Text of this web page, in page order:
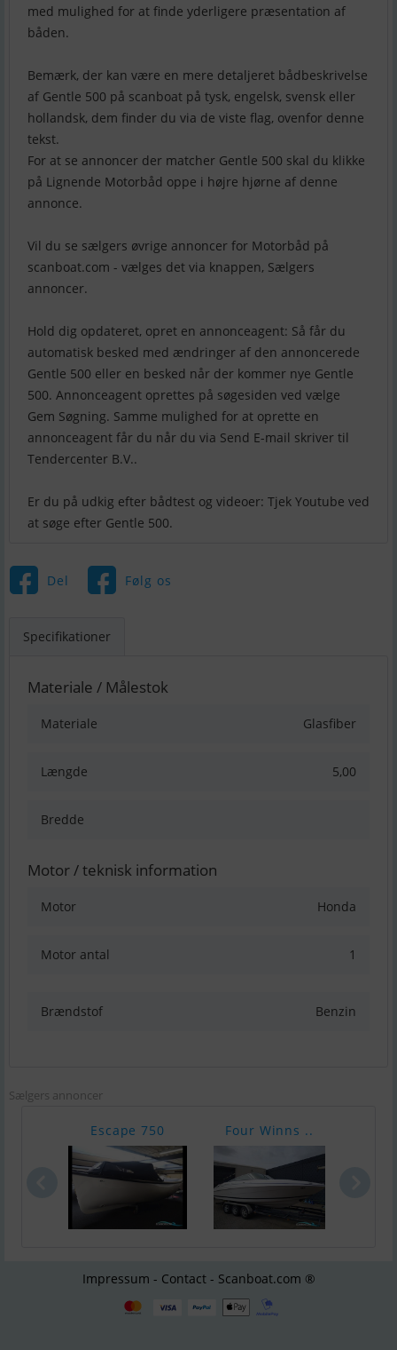
med mulighed for at finde yderligere præsentation af
båden.
Bemærk, der kan være en mere detaljeret bådbeskrivelse
af Gentle 500 på scanboat på tysk, engelsk, svensk eller
hollandsk, dem finder du via de viste flag, ovenfor denne
tekst.
For at se annoncer der matcher Gentle 500 skal du klikke
på Lignende Motorbåd oppe i højre hjørne af denne
annonce.
Vil du se sælgers øvrige annoncer for Motorbåd på
scanboat.com - vælges det via knappen, Sælgers
annoncer.
Hold dig opdateret, opret en annonceagent: Så får du
automatisk besked med ændringer af den annoncerede
Gentle 500 eller en besked når der kommer nye Gentle
500. Annonceagent oprettes på søgesiden ved vælge
Gem Søgning. Samme mulighed for at oprette en
annonceagent får du når du via Send E-mail skriver til
Tendercenter B.V..
Er du på udkig efter bådtest og videoer: Tjek Youtube ved
Del Følg os
Specifikationer
Materiale / Målestok
Materiale Glasfiber
Længde 5,00
Bredde
Motor / teknisk information
Motor Honda
Motor antal 1
Brændstof Benzin
Sælgers annoncer
Escape 750 Four Winns ..
Impressum - Contact - Scanboat.com ®